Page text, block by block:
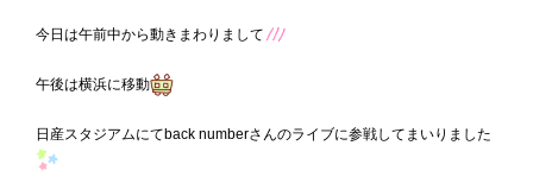
今日は午前中から動きまわりまして
午後は横浜に移動
日産スタジアムにてback numberさんのライブに参戦してまいりました